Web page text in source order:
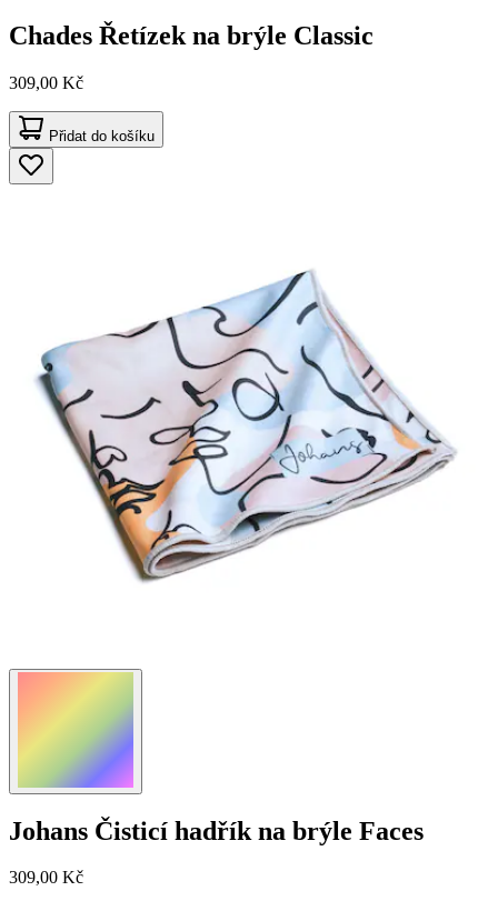
Chades Řetízek na brýle Classic
309,00 Kč
Přidat do košíku
Johans Čisticí hadřík na brýle Faces
309,00 Kč